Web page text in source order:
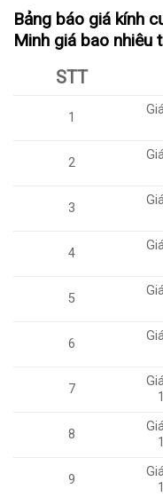
Bảng báo giá kính
Minh giá bao nhiêu
STT
1
2
3
4
5
6
7
8
9